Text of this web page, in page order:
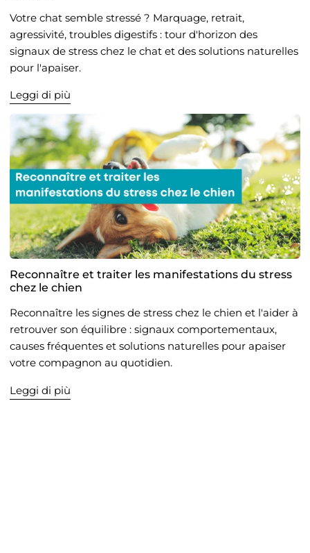
Votre chat semble stressé ? Marquage, retrait,
agressivité, troubles digestifs : tour d'horizon des
signaux de stress chez le chat et des solutions naturelles
pour l'apaiser.
Leggi di più
Reconnaître et traiter les manifestations du stress
chez le chien
Reconnaître les signes de stress chez le chien et l'aider à
retrouver son équilibre : signaux comportementaux,
causes fréquentes et solutions naturelles pour apaiser
votre compagnon au quotidien.
Leggi di più